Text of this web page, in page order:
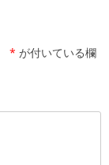
* が付いている欄